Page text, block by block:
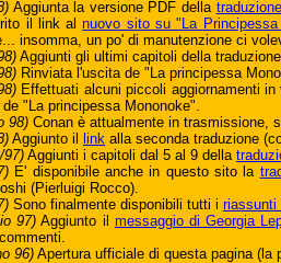
Aggiunta la versione PDF della
il link alnuovo sito su "La Principessa
insomma, un po' di manutenzione ci
Aggiunti gli ultimi capitoli della
Rinviata l'uscita de "La principessa
Effettuati alcuni piccoli aggiornamenti
"La principessa Mononoke".
98) Conan è attualmente in trasmissione,
Aggiunto il link alla seconda traduzione
97)Aggiunti i capitoli dal 5 al 9 della
E' disponibile anche in questo sito la
(Pierluigi Rocco).
Sono finalmente disponibili tutti i riassunti
97) Aggiunto il messaggio di Georgia
96) Apertura ufficiale di questa pagina